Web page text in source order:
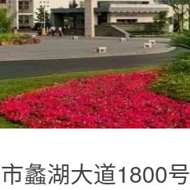
蠡湖大道1800号